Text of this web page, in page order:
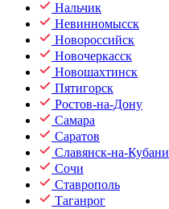
Нальчик
Невинномысск
Новороссийск
Новочеркасск
Новошахтинск
Пятигорск
Ростов-на-Дону
Самара
Саратов
Славянск-на-Кубани
Сочи
Ставрополь
Таганрог